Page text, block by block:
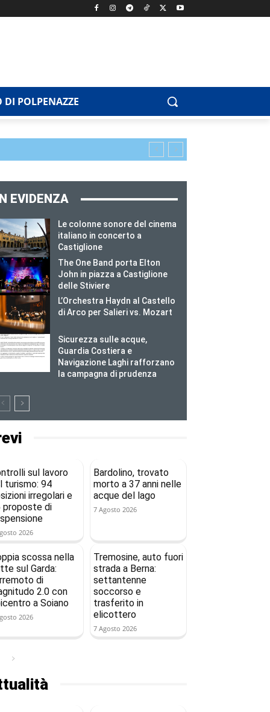
DI POLPENAZZE
EVIDENZA
Le colonne sonore del cinema
italiano in concerto a
Castiglione
The One Band porta Elton
John in piazza a Castiglione
delle Stiviere
L’Orchestra Haydn al Castello
di Arco per Salieri vs. Mozart
Sicurezza sulle acque,
Guardia Costiera e
Navigazione Laghi rafforzano
la campagna di prudenza
sul lavoro
turismo: 94
irregolari e
proposte di
2026
Bardolino, trovato
morto a 37 anni nelle
acque del lago
7 Agosto 2026
scossa nella
sul Garda:
di
2.0 con
a Soiano
2026
Tremosine, auto fuori
strada a Berna:
settantenne
soccorso e
trasferito in
elicottero
7 Agosto 2026